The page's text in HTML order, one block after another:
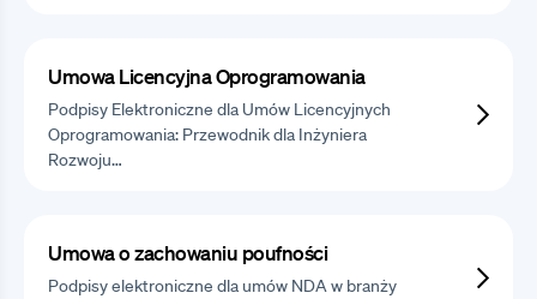
Umowa Licencyjna Oprogramowania
Podpisy Elektroniczne dla Umów Licencyjnych
Oprogramowania: Przewodnik dla Inżyniera
Rozwoju…
Umowa o zachowaniu poufności
Podpisy elektroniczne dla umów NDA w branży